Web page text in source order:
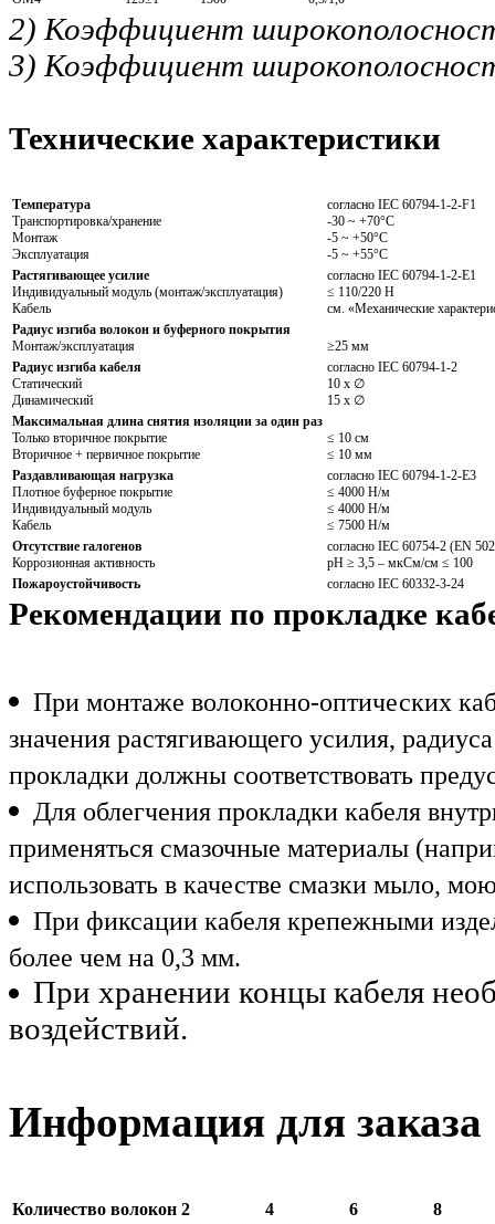
2) Коэффициент
3) Коэффициент
Технические характеристики
Температура
Транспортировка/хранение
Монтаж
Эксплуатация
согласно IEC 60794-1-2-F1
-30 ~ +70°C
-5 ~ +50°C
-5 ~ +55°C
Растягивающее усилие
Индивидуальный модуль (монтаж/эксплуатация)
Кабель
согласно IEC 60794-1-2-E1
≤ 110/220 Н
см. «Механические
Радиус изгиба волокон и буферного покрытия
Монтаж/эксплуатация
≥25 мм
Радиус изгиба кабеля
Статический
Динамический
согласно IEC 60794-1-2
10 x ∅
15 x ∅
Максимальная длина снятия изоляции за один раз
Только вторичное покрытие
Вторичное + первичное покрытие
≤ 10 см
≤ 10 мм
Раздавливающая нагрузка
Плотное буферное покрытие
Индивидуальный модуль
Кабель
согласно IEC 60794-1-2-E3
≤ 4000 Н/м
≤ 4000 Н/м
≤ 7500 Н/м
Отсутствие галогенов
Коррозионная активность
согласно IEC 60754-2 (EN
pH ≥ 3,5 – мкСм/см ≤ 100
Пожароустойчивость
согласно IEC 60332-3-24
Рекомендации по прокладке
При монтаже волоконно-оптических
значения растягивающего усилия,
прокладки должны соответствовать
Для облегчения прокладки кабеля
применяться смазочные материалы
использовать в качестве смазки мыло,
При фиксации кабеля крепежными
более чем на 0,3 мм.
При хранении концы кабеля
воздействий.
Информация для заказа
Количество волокон 2 4 6
8